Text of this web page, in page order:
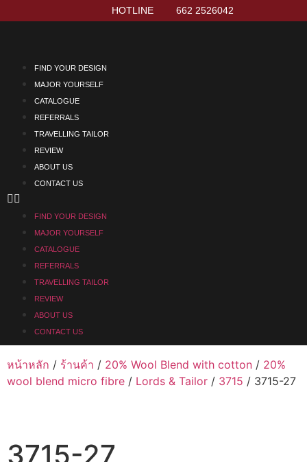
HOTLINE 662 2526042
FIND YOUR DESIGN
MAJOR YOURSELF
CATALOGUE
REFERRALS
TRAVELLING TAILOR
REVIEW
ABOUT US
CONTACT US
FIND YOUR DESIGN
MAJOR YOURSELF
CATALOGUE
REFERRALS
TRAVELLING TAILOR
REVIEW
ABOUT US
CONTACT US
หน้าหลัก / ร้านค้า / 20% Wool Blend with cotton / 20%
wool blend micro fibre / Lords & Tailor / 3715 / 3715-27
3715-27